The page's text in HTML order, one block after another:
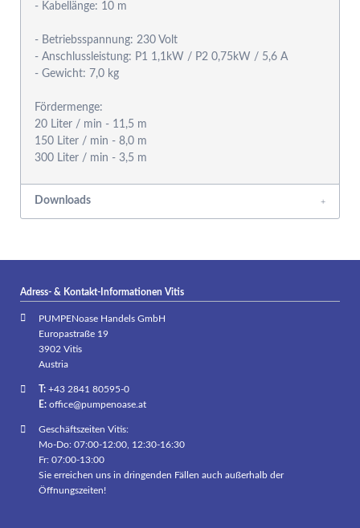
- Kabellänge: 10 m
- Betriebsspannung: 230 Volt
- Anschlussleistung: P1 1,1kW / P2 0,75kW / 5,6 A
- Gewicht: 7,0 kg
Fördermenge:
20 Liter / min - 11,5 m
150 Liter / min - 8,0 m
Downloads
Adress- & Kontakt-Informationen Vitis
PUMPENoase Handels GmbH
Europastraße 19
3902 Vitis
Austria
T:+43 2841 80595-0
E: office@pumpenoase.at
Geschäftszeiten Vitis:
Mo-Do: 07:00-12:00, 12:30-16:30
Fr: 07:00-13:00
Sie erreichen uns in dringenden Fällen auch außerhalb der
Öffnungszeiten!